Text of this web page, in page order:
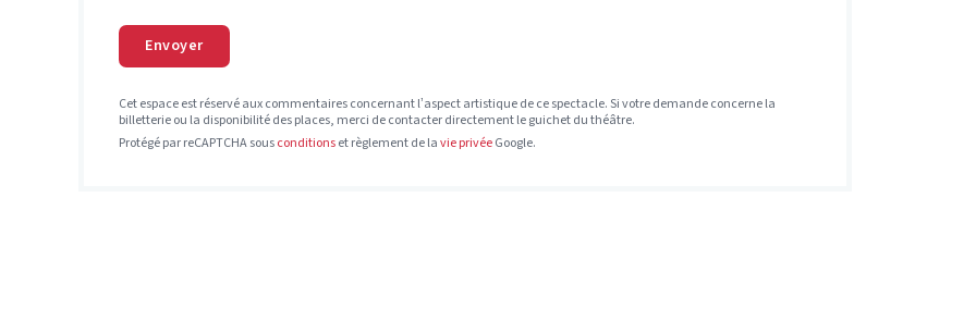
Envoyer
Cet espace est réservé aux commentaires concernant l’aspect artistique de ce spectacle. Si votre demande concerne la
billetterie ou la disponibilité des places, merci de contacter directement le guichet du théâtre.
Protégé par reCAPTCHA sousconditionset règlement de lavie privéeGoogle.